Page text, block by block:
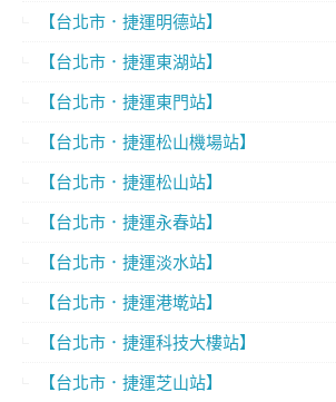
【台北市．捷運明德站】
【台北市．捷運東湖站】
【台北市．捷運東門站】
【台北市．捷運松山機場站】
【台北市．捷運松山站】
【台北市．捷運永春站】
【台北市．捷運淡水站】
【台北市．捷運港墘站】
【台北市．捷運科技大樓站】
【台北市．捷運芝山站】